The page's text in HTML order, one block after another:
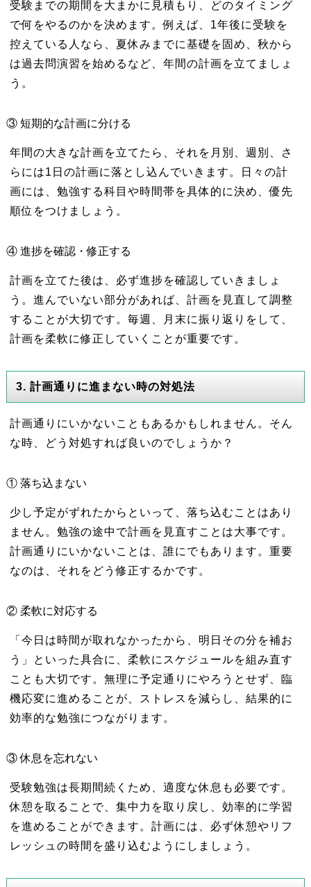
受験までの期間を大まかに見積もり、どのタイミング
で何をやるのかを決めます。例えば、1年後に受験を
控えている人なら、夏休みまでに基礎を固め、秋から
は過去問演習を始めるなど、年間の計画を立てましょ
う。
③ 短期的な計画に分ける
年間の大きな計画を立てたら、それを月別、週別、さ
らには1日の計画に落とし込んでいきます。日々の計
画には、勉強する科目や時間帯を具体的に決め、優先
順位をつけましょう。
④ 進捗を確認・修正する
計画を立てた後は、必ず進捗を確認していきましょ
う。進んでいない部分があれば、計画を見直して調整
することが大切です。毎週、月末に振り返りをして、
計画を柔軟に修正していくことが重要です。
3. 計画通りに進まない時の対処法
計画通りにいかないこともあるかもしれません。そん
な時、どう対処すれば良いのでしょうか？
① 落ち込まない
少し予定がずれたからといって、落ち込むことはあり
ません。勉強の途中で計画を見直すことは大事です。
計画通りにいかないことは、誰にでもあります。重要
なのは、それをどう修正するかです。
② 柔軟に対応する
「今日は時間が取れなかったから、明日その分を補お
う」といった具合に、柔軟にスケジュールを組み直す
ことも大切です。無理に予定通りにやろうとせず、臨
機応変に進めることが、ストレスを減らし、結果的に
効率的な勉強につながります。
③ 休息を忘れない
受験勉強は長期間続くため、適度な休息も必要です。
休憩を取ることで、集中力を取り戻し、効率的に学習
を進めることができます。計画には、必ず休憩やリフ
レッシュの時間を盛り込むようにしましょう。